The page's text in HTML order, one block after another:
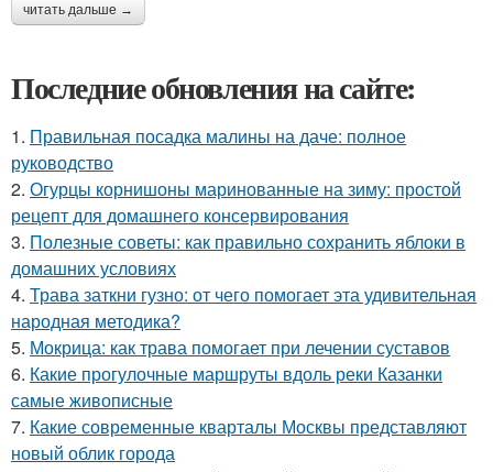
читать дальше →
Последние обновления на сайте:
1. Правильная посадка малины на даче: полное
руководство
2. Огурцы корнишоны маринованные на зиму: простой
рецепт для домашнего консервирования
3. Полезные советы: как правильно сохранить яблоки в
домашних условиях
4. Трава заткни гузно: от чего помогает эта удивительная
народная методика?
5. Мокрица: как трава помогает при лечении суставов
6. Какие прогулочные маршруты вдоль реки Казанки
самые живописные
7. Какие современные кварталы Москвы представляют
новый облик города